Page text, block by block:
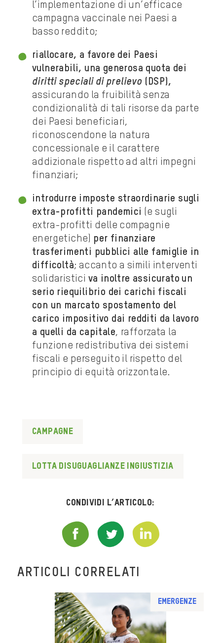
l’implementazione di un’efficace
campagna vaccinale nei Paesi a
basso reddito;
riallocare, a favore dei Paesi
vulnerabili, una generosa quota dei
diritti speciali di prelievo (DSP),
assicurando la fruibilità senza
condizionalità di tali risorse da parte
dei Paesi beneficiari,
riconoscendone la natura
concessionale e il carattere
addizionale rispetto ad altri impegni
finanziari;
introdurre imposte straordinarie sugli
extra-profitti pandemici (e sugli
extra-profitti delle compagnie
energetiche) per finanziare
trasferimenti pubblici alle famiglie in
difficoltà; accanto a simili interventi
solidaristici va inoltre assicurato un
serio riequilibrio dei carichi fiscali
con un marcato spostamento del
carico impositivo dai redditi da lavoro
a quelli da capitale, rafforzata la
funzione redistributiva dei sistemi
fiscali e perseguito il rispetto del
principio di equità orizzontale.
Campagne
lotta disuguaglianze ingiustizia
Condividi l’articolo:
ARTICOLI CORRELATI
Emergenze